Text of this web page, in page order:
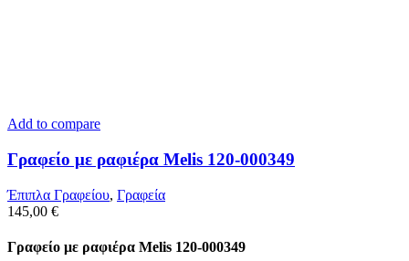
Add to compare
Γραφείο με ραφιέρα Melis 120-000349
Έπιπλα Γραφείου, Γραφεία
145,00 €
Γραφείο με ραφιέρα Melis 120-000349